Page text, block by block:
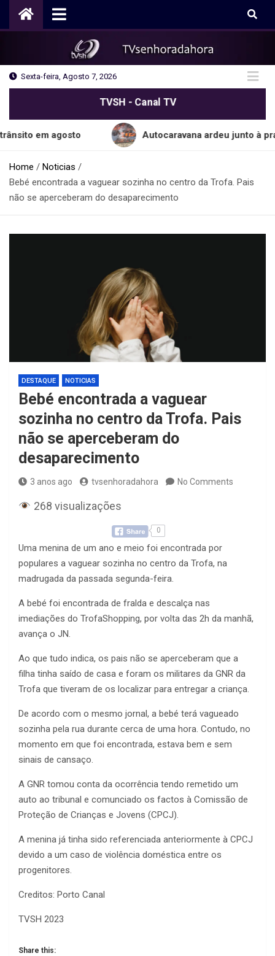
Sexta-feira, Agosto 7, 2026
TVSH - Canal TV
agosto Autocaravana ardeu junto à praia do
Home
Noticias
Bebé encontrada a vaguear sozinha no centro da Trofa. Pais
não se aperceberam do desaparecimento
DESTAQUE NOTICIAS
Bebé encontrada a vaguear
sozinha no centro da Trofa. Pais
não se aperceberam do
desaparecimento
3 anos ago tvsenhoradahora No Comments
268 visualizações
0
Uma menina de um ano e meio foi encontrada por
populares a vaguear sozinha no centro da Trofa, na
madrugada da passada segunda-feira.
A bebé foi encontrada de fralda e descalça nas
imediações do TrofaShopping, por volta das 2h da manhã,
avança o JN.
Ao que tudo indica, os pais não se aperceberam que a
filha tinha saído de casa e foram os militares da GNR da
Trofa que tiveram de os localizar para entregar a criança.
De acordo com o mesmo jornal, a bebé terá vagueado
sozinha pela rua durante cerca de uma hora. Contudo, no
momento em que foi encontrada, estava bem e sem
sinais de cansaço.
A GNR tomou conta da ocorrência tendo remetido um
auto ao tribunal e comunciado os factos à Comissão de
Proteção de Crianças e Jovens (CPCJ).
A menina já tinha sido referenciada anteriormente à CPCJ
devido a um caso de violência doméstica entre os
progenitores.
Creditos: Porto Canal
TVSH 2023
Share this: